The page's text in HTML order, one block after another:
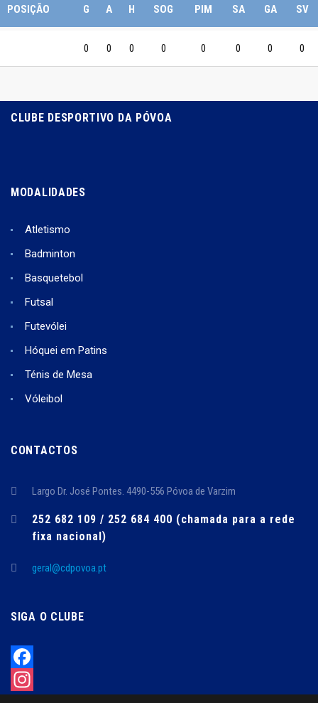
POSIÇÃO G A H SOG PIM SA GA SV
0 0 0 0 0 0 0 0
CLUBE DESPORTIVO DA PÓVOA
MODALIDADES
Atletismo
Badminton
Basquetebol
Futsal
Futevólei
Hóquei em Patins
Ténis de Mesa
Vóleibol
CONTACTOS
Largo Dr. José Pontes. 4490-556 Póvoa de Varzim
252 682 109 / 252 684 400 (chamada para a rede
fixa nacional)
geral@cdpovoa.pt
SIGA O CLUBE
Facebook